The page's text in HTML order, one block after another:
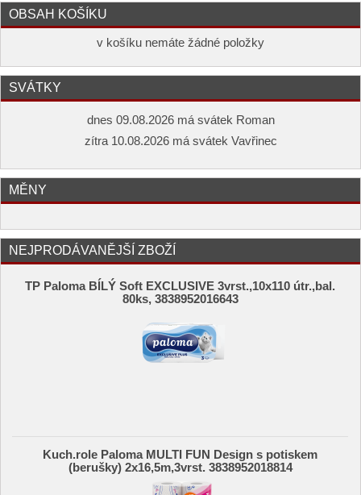
OBSAH KOŠÍKU
v košíku nemáte žádné položky
SVÁTKY
dnes 09.08.2026 má svátek Roman
zítra 10.08.2026 má svátek Vavřinec
MĚNY
NEJPRODÁVANĚJŠÍ ZBOŽÍ
TP Paloma BÍLÝ Soft EXCLUSIVE 3vrst.,10x110 útr.,bal.
80ks, 3838952016643
Kuch.role Paloma MULTI FUN Design s potiskem
(berušky) 2x16,5m,3vrst. 3838952018814